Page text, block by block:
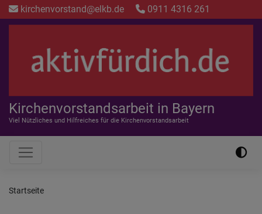
Direkt
zum
kirchenvorstand@elkb.de 0911 4316 261
Kirchenvorstandsarbeit in Bayern
Viel Nützliches und Hilfreiches für die Kirchenvorstandsarbeit
Hauptnavigation
Startseite